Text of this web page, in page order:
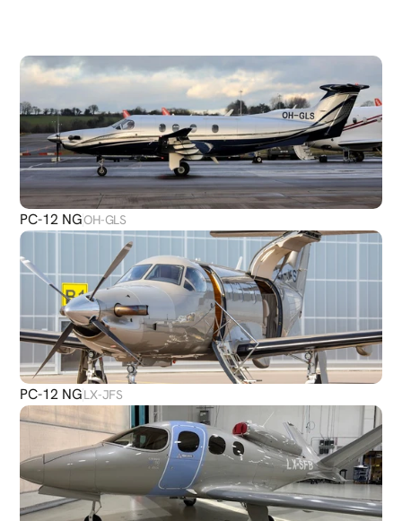
PLUS D'AVIONS
PC-12 NGOH-GLS
PC-12 NGLX-JFS